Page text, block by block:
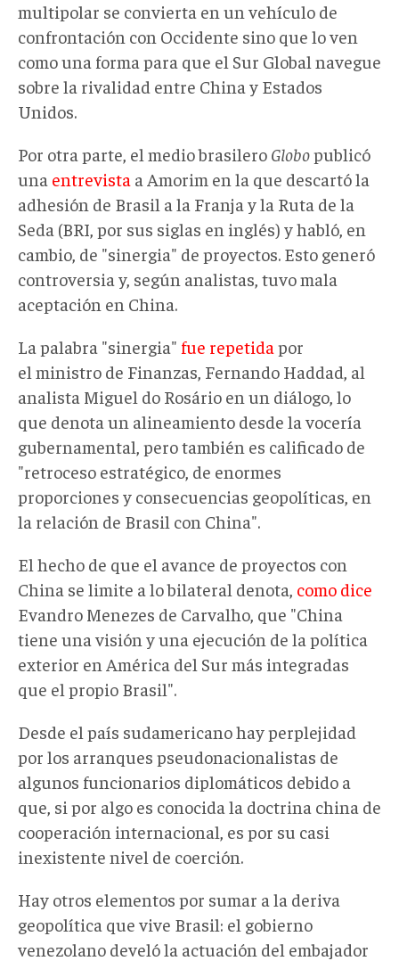
multipolar se convierta en un vehículo de
confrontación con Occidente sino que lo ven
como una forma para que el Sur Global navegue
sobre la rivalidad entre China y Estados
Unidos.
Por otra parte, el medio brasilero Globopublicó
una entrevista a Amorim en la que descartó la
adhesión de Brasil a la Franja y la Ruta de la
Seda (BRI, por sus siglas en inglés) y habló, en
cambio, de "sinergia" de proyectos. Esto generó
controversia y, según analistas, tuvo mala
aceptación en China.
La palabra "sinergia" fue repetida por
el ministro de Finanzas, Fernando Haddad, al
analista Miguel do Rosário en un diálogo, lo
que denota un alineamiento desde la vocería
gubernamental, pero también es calificado de
"retroceso estratégico, de enormes
proporciones y consecuencias geopolíticas, en
la relación de Brasil con China".
El hecho de que el avance de proyectos con
China se limite a lo bilateral denota, como dice
Evandro Menezes de Carvalho, que "China
tiene una visión y una ejecución de la política
exterior en América del Sur más integradas
que el propio Brasil".
Desde el país sudamericano hay perplejidad
por los arranques pseudonacionalistas de
algunos funcionarios diplomáticos debido a
que, si por algo es conocida la doctrina china de
cooperación internacional, es por su casi
inexistente nivel de coerción.
Hay otros elementos por sumar a la deriva
geopolítica que vive Brasil: el gobierno
venezolano develó la actuación del embajador